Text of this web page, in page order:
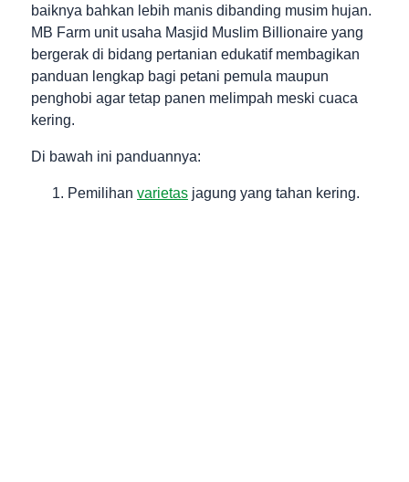
baiknya bahkan lebih manis dibanding musim hujan.
MB Farm unit usaha Masjid Muslim Billionaire yang
bergerak di bidang pertanian edukatif membagikan
panduan lengkap bagi petani pemula maupun
penghobi agar tetap panen melimpah meski cuaca
kering.
Di bawah ini panduannya:
Pemilihan varietas jagung yang tahan kering.